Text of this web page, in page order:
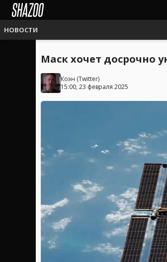
НОВОСТИ
Маск хочет досрочно
Коэн (Twitter)
15:00, 23 февраля 2025